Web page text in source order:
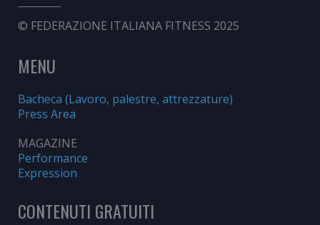
© FEDERAZIONE ITALIANA FITNESS 2025
MENU
Bacheca (Lavoro, palestre, attrezzature)
Press Area
MAGAZINE
Performance
Expression
CONTENUTI GRATUITI